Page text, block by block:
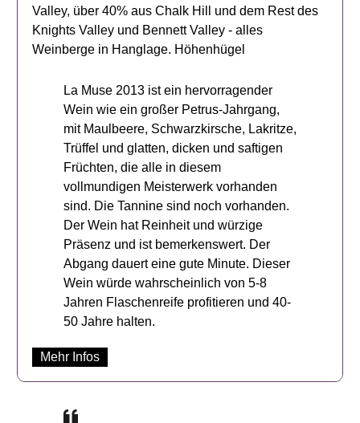
Valley, über 40% aus Chalk Hill und dem Rest des
Knights Valley und Bennett Valley - alles
Weinberge in Hanglage. Höhenhügel
La Muse 2013 ist ein hervorragender
Wein wie ein großer Petrus-Jahrgang,
mit Maulbeere, Schwarzkirsche, Lakritze,
Trüffel und glatten, dicken und saftigen
Früchten, die alle in diesem
vollmundigen Meisterwerk vorhanden
sind. Die Tannine sind noch vorhanden.
Der Wein hat Reinheit und würzige
Präsenz und ist bemerkenswert. Der
Abgang dauert eine gute Minute. Dieser
Wein würde wahrscheinlich von 5-8
Jahren Flaschenreife profitieren und 40-
50 Jahre halten.
Mehr Infos